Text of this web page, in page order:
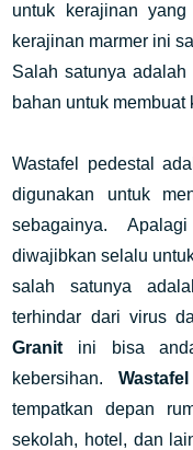
untuk kerajinan
kerajinan marmer ini
Salah satunya
bahan untuk
Wastafel pedestal
digunakan untuk
sebagainya.
diwajibkan selalu
salah satunya
terhindar dari virus
Granit ini bisa
kebersihan.
tempatkan depan
sekolah, hotel, dan